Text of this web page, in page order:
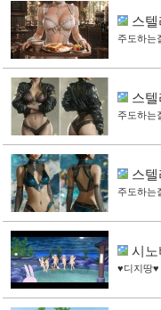
스
주도하는
스
주도하는
스
주도하는
시노
♥디지땅♥